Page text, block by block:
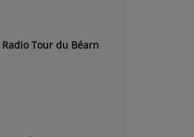
Radio Tour du Béarn